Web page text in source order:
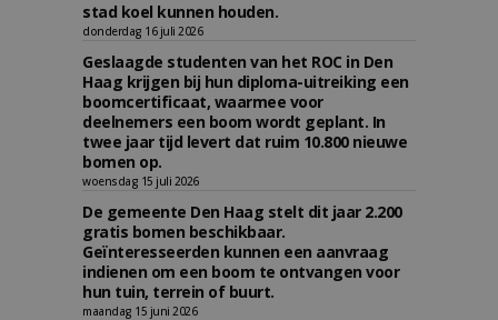
stad koel kunnen houden.
donderdag 16 juli 2026
Geslaagde studenten van het ROC in Den
Haag krijgen bij hun diploma-uitreiking een
boomcertificaat, waarmee voor
deelnemers een boom wordt geplant. In
twee jaar tijd levert dat ruim 10.800 nieuwe
bomen op.
woensdag 15 juli 2026
De gemeente Den Haag stelt dit jaar 2.200
gratis bomen beschikbaar.
Geïnteresseerden kunnen een aanvraag
indienen om een boom te ontvangen voor
hun tuin, terrein of buurt.
maandag 15 juni 2026